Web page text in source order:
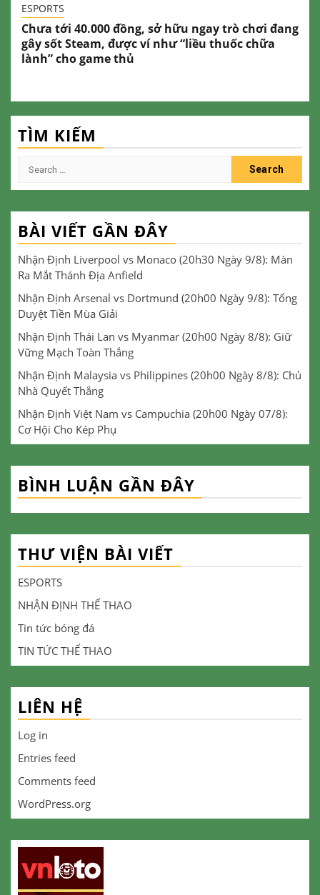
ESPORTS
Chưa tới 40.000 đồng, sở hữu ngay trò chơi đang
gây sốt Steam, được ví như “liều thuốc chữa
lành” cho game thủ
TÌM KIẾM
Search
BÀI VIẾT GẦN ĐÂY
Nhận Định Liverpool vs Monaco (20h30 Ngày 9/8): Màn
Ra Mắt Thánh Địa Anfield
Nhận Định Arsenal vs Dortmund (20h00 Ngày 9/8): Tổng
Duyệt Tiền Mùa Giải
Nhận Định Thái Lan vs Myanmar (20h00 Ngày 8/8): Giữ
Vững Mạch Toàn Thắng
Nhận Định Malaysia vs Philippines (20h00 Ngày 8/8): Chủ
Nhà Quyết Thắng
Nhận Định Việt Nam vs Campuchia (20h00 Ngày 07/8):
Cơ Hội Cho Kép Phụ
BÌNH LUẬN GẦN ĐÂY
THƯ VIỆN BÀI VIẾT
ESPORTS
NHẬN ĐỊNH THỂ THAO
Tin tức bóng đá
TIN TỨC THỂ THAO
LIÊN HỆ
Log in
Entries feed
Comments feed
WordPress.org